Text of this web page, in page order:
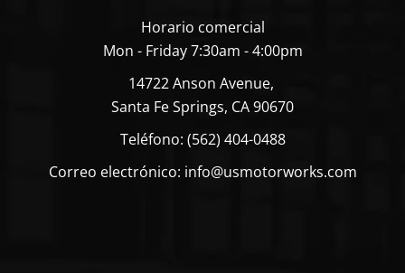
Horario comercial
Mon - Friday 7:30am - 4:00pm
14722 Anson Avenue,
Santa Fe Springs, CA 90670
Teléfono: (562) 404-0488
Correo electrónico: info@usmotorworks.com